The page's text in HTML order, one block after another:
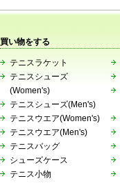
買い物をする
テニスラケット
テニスシューズ
(Women's)
テニスシューズ(Men's)
テニスウエア(Women's)
テニスウエア(Men's)
テニスバッグ
シューズケース
テニス小物